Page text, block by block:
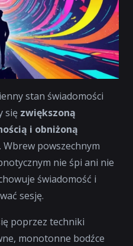
stan świadomości
się zwiększoną
i obniżoną
. Wbrew powszechnym
nie śpi ani nie
świadomość i
sesję.
poprzez techniki
monotonne bodźce